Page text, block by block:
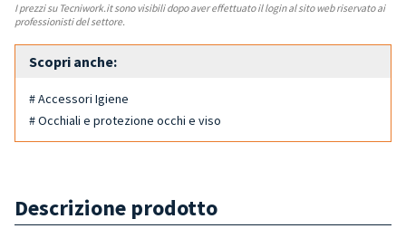
I prezzi su Tecniwork.it sono visibili dopo aver effettuato il login al sito web riservato ai
professionisti del settore.
Scopri anche:
# Accessori Igiene
# Occhiali e protezione occhi e viso
Descrizione prodotto